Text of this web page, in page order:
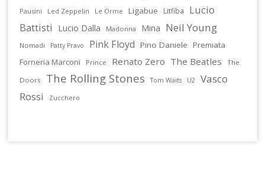
Pausini
Led Zeppelin Le Orme Ligabue Litfiba
Lucio
Battisti
Lucio Dalla Madonna Mina Neil Young
Nomadi Patty Pravo Pink Floyd Pino Daniele
Premiata
Forneria Marconi
Prince Renato Zero The Beatles
The
Doors
The Rolling Stones Tom Waits U2
Vasco
Rossi
Zucchero